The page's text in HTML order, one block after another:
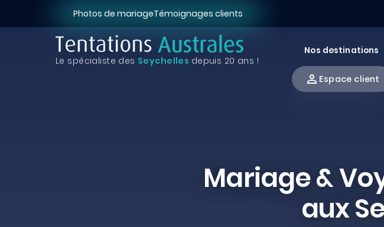
Photos de mariageTémoignages clients
Le spécialiste des Seychelles depuis 20 ans !
Nos destinations
Espace client
Mariage &
aux